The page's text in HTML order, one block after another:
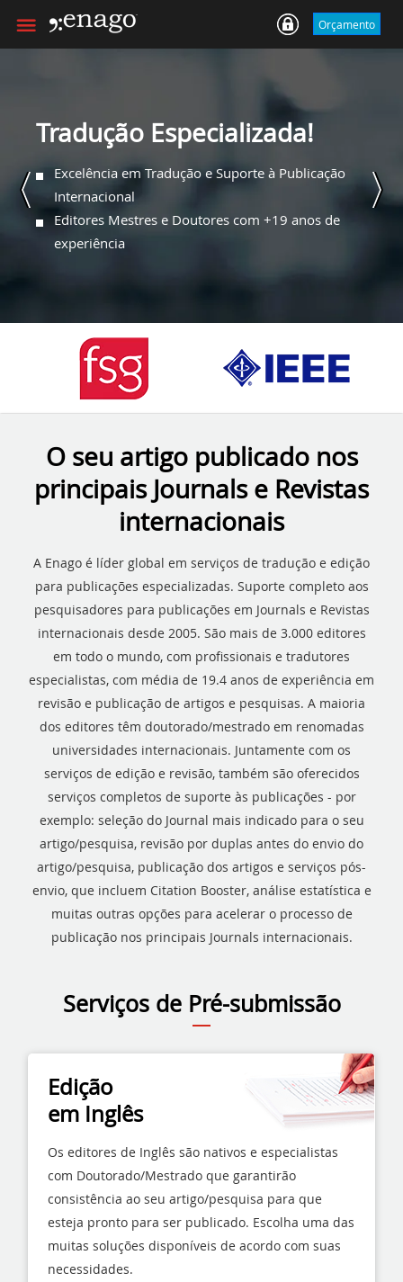
Orçamento
Tradução Especializada!
Excelência em Tradução e Suporte à Publicação
Internacional
Editores Mestres e Doutores com +19 anos de
experiência
O seu artigo publicado nos
principais Journals e Revistas
internacionais
A Enago é líder global em serviços de tradução e edição
para publicações especializadas. Suporte completo aos
pesquisadores para publicações em Journals e Revistas
internacionais desde 2005. São mais de 3.000 editores
em todo o mundo, com profissionais e tradutores
especialistas, com média de 19.4 anos de experiência em
revisão e publicação de artigos e pesquisas. A maioria
dos editores têm doutorado/mestrado em renomadas
universidades internacionais. Juntamente com os
serviços de edição e revisão, também são oferecidos
serviços completos de suporte às publicações - por
exemplo: seleção do Journal mais indicado para o seu
artigo/pesquisa, revisão por duplas antes do envio do
artigo/pesquisa, publicação dos artigos e serviços pós-
envio, que incluem Citation Booster, análise estatística e
muitas outras opções para acelerar o processo de
publicação nos principais Journals internacionais.
Serviços de Pré-submissão
Edição
em Inglês
Os editores de Inglês são nativos e especialistas
com Doutorado/Mestrado que garantirão
consistência ao seu artigo/pesquisa para que
esteja pronto para ser publicado. Escolha uma das
muitas soluções disponíveis de acordo com suas
necessidades.